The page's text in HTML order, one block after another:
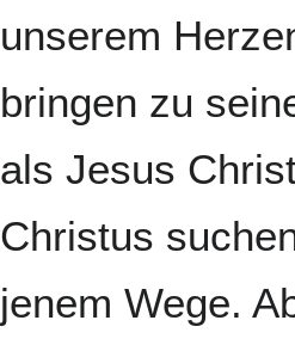
unserem
bringen zu
als Jesus
Christus
jenem Wege.